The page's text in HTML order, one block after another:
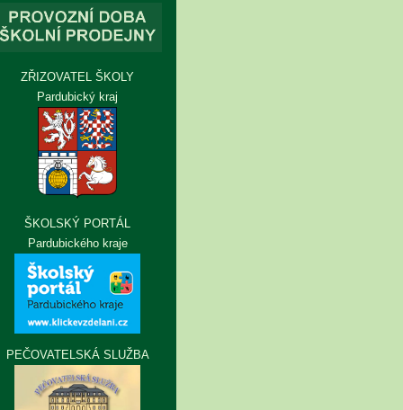
ZŘIZOVATEL ŠKOLY
Pardubický kraj
ŠKOLSKÝ PORTÁL
Pardubického kraje
PEČOVATELSKÁ SLUŽBA